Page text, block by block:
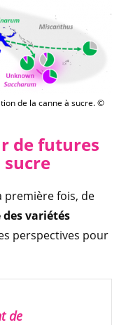
de la canne à sucre. ©
de futures
première fois, de
variétés
perspectives pour
de